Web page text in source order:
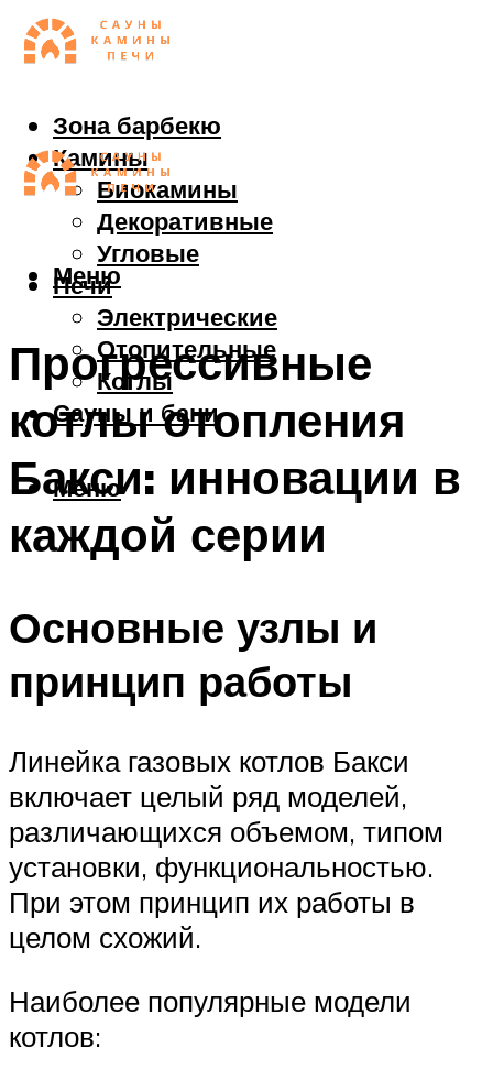
Зона барбекю
Камины
Биокамины
Декоративные
Угловые
Печи
Электрические
Отопительные
Котлы
Сауны и бани
Меню
Меню
Прогрессивные
котлы отопления
Бакси: инновации в
каждой серии
Основные узлы и
принцип работы
Линейка газовых котлов Бакси
включает целый ряд моделей,
различающихся объемом, типом
установки, функциональностью.
При этом принцип их работы в
целом схожий.
Наиболее популярные модели
котлов: